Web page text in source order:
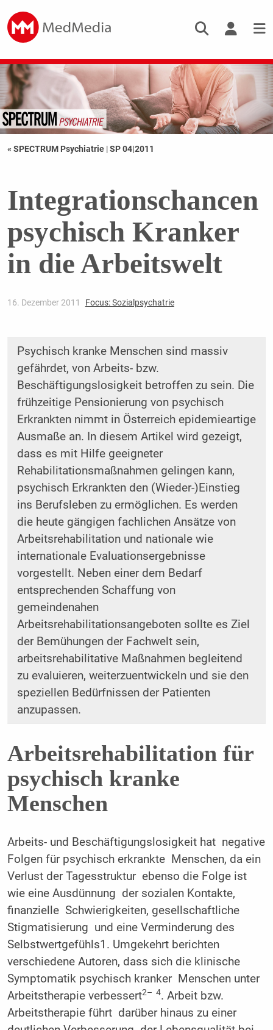
« SPECTRUM Psychiatrie |SP 04|2011
Integrationschancen
psychisch Kranker
in die Arbeitswelt
16. Dezember 2011 Focus: Sozialpsychatrie
Psychisch kranke Menschen sind massiv
gefährdet, von Arbeits- bzw.
Beschäftigungslosigkeit betroffen zu sein. Die
frühzeitige Pensionierung von psychisch
Erkrankten nimmt in Österreich epidemieartige
Ausmaße an. In diesem Artikel wird gezeigt,
dass es mit Hilfe geeigneter
Rehabilitationsmaßnahmen gelingen kann,
psychisch Erkrankten den (Wieder-)Einstieg
ins Berufsleben zu ermöglichen. Es werden
die heute gängigen fachlichen Ansätze von
Arbeitsrehabilitation und nationale wie
internationale Evaluationsergebnisse
vorgestellt. Neben einer dem Bedarf
entsprechenden Schaffung von
gemeindenahen
Arbeitsrehabilitationsangeboten sollte es Ziel
der Bemühungen der Fachwelt sein,
arbeitsrehabilitative Maßnahmen begleitend
zu evaluieren, weiterzuentwickeln und sie den
speziellen Bedürfnissen der Patienten
anzupassen.
Arbeitsrehabilitation für
psychisch kranke
Menschen
Arbeits- und Beschäftigungslosigkeit hat negative
Folgen für psychisch erkrankte Menschen, da ein
Verlust der Tagesstruktur ebenso die Folge ist
wie eine Ausdünnung der sozialen Kontakte,
finanzielle Schwierigkeiten, gesellschaftliche
Stigmatisierung und eine Verminderung des
Selbstwertgefühls1. Umgekehrt berichten
verschiedene Autoren, dass sich die klinische
Symptomatik psychisch kranker Menschen unter
Arbeitstherapie verbessert2– 4. Arbeit bzw.
Arbeitstherapie führt darüber hinaus zu einer